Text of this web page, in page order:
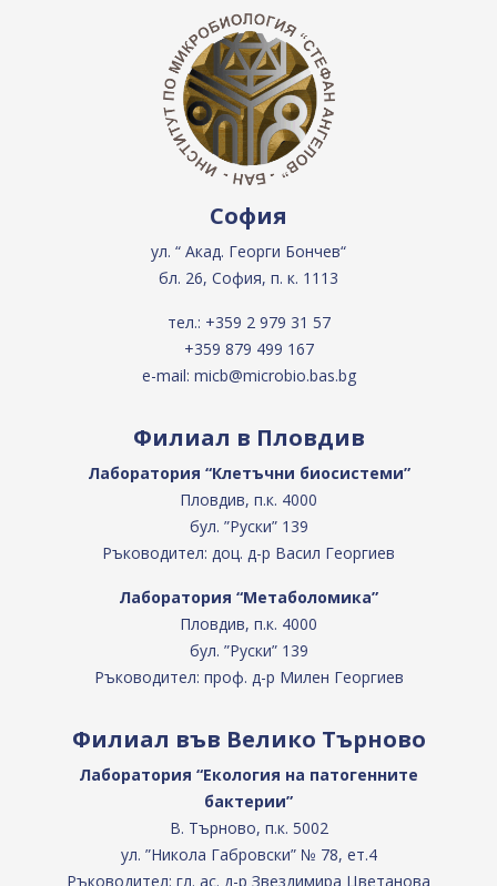
София
ул. “ Акад. Георги Бончев“
бл. 26, София, п. к. 1113
тел.: +359 2 979 31 57
+359 879 499 167
e-mail: micb@microbio.bas.bg
Филиал в Пловдив
Лаборатория “Клетъчни биосистеми”
Пловдив, п.к. 4000
бул. ”Руски” 139
Ръководител: доц. д-р Васил Георгиев
Лаборатория “Метаболомика”
Пловдив, п.к. 4000
бул. ”Руски” 139
Ръководител: проф. д-р Милен Георгиев
Филиал във Велико Търново
Лаборатория “Екология на патогенните
бактерии”
В. Търново, п.к. 5002
ул. ”Никола Габровски” № 78, ет.4
Ръководител: гл. ас. д-р Звездимира Цветанова